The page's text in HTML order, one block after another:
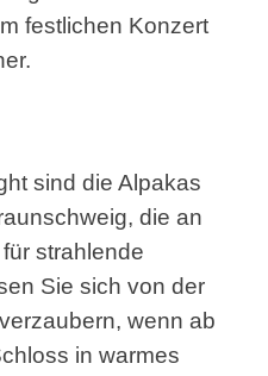
festlichen Konzert
sind die Alpakas
die an
strahlende
Sie sich von der
wenn ab
in warmes